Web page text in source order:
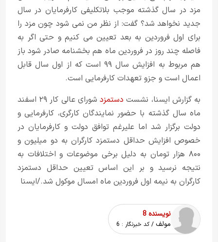
مزد در سال گذشته موجب بلاتکلیفی کارفرمایان در سال
جدید نخواهد شد؟ گفت: از نظر من نمی شود چون مزد را
برای اول فروردین به بعد تعیین می کنیم و حتی اگر به
فاصله چند روز در فروردین ماه هم بخشنامه صادر شود باز
هم مربوط به افزایش سال ۹۹ است که از اول سال قابل
اعمال است و جزو تعهدات کارفرمایی است.
به گزارش ایسنا، نشست دستمزد
شورای عالی کار ۲۹ اسفند
ماه سال گذشته با حضور نمایندگان کارگری، کارفرمایی و
دولت برگزار شد اما علیرغم توافق دولت و کارفرمایان در
خصوص افزایش حداقل دستمزد کارگران به دو میلیون و
۸۰۰ هزار تومان به دلیل برخی موضوعات و اختلافات به
نتیجه نرسید و بر این اساس تعیین حداقل دستمزد
کارگران به نیمه اول فروردین ماه امسال موکول شد./ایسنا
نویسنده 8
مولف / کد خبرنگار : 6